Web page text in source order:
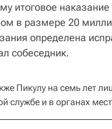
итоговое
в размере 20
определена
собеседник.
Пикулу на семь лет
службе и в органах